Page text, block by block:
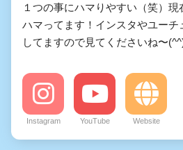
１つの事にハマりやすい（笑）
ハマってます！インスタやユー
してますので見てくださいね〜
Instagram YouTube Website